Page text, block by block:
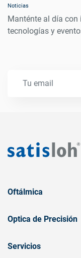
Noticias
Manténte al día
tecnologías y
Oftálmica
Optica de Precisión
Servicios